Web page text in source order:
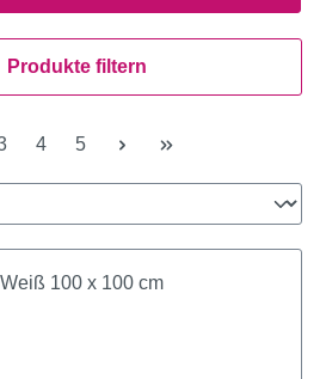
Produkte filtern
Seite
4 Seite
5